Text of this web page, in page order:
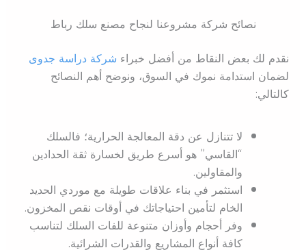
نصائح شركة مشروعنا لنجاح مصنع سلك رباط
نقدم لك بعض النقاط من أفضل خبراء شركة دراسة جدوى
لضمان استدامة نموك في السوق، ونوضح أهم النصائح
كالتالي:
لا تتنازل عن دقة المعالجة الحرارية؛ فالسلك
“القاسي” هو أسرع طريق لخسارة ثقة الحدادين
والمقاولين.
استثمر في بناء علاقات طويلة مع موردي الحديد
الخام لتأمين احتياجاتك في أوقات نقص المخزون.
وفر أحجام وأوزان متنوعة للفات السلك لتناسب
كافة أنواع المشاريع والقدرات الشرائية.